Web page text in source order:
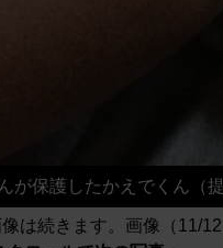
が保護したかえでくん（提
は続きます。画像（11/12